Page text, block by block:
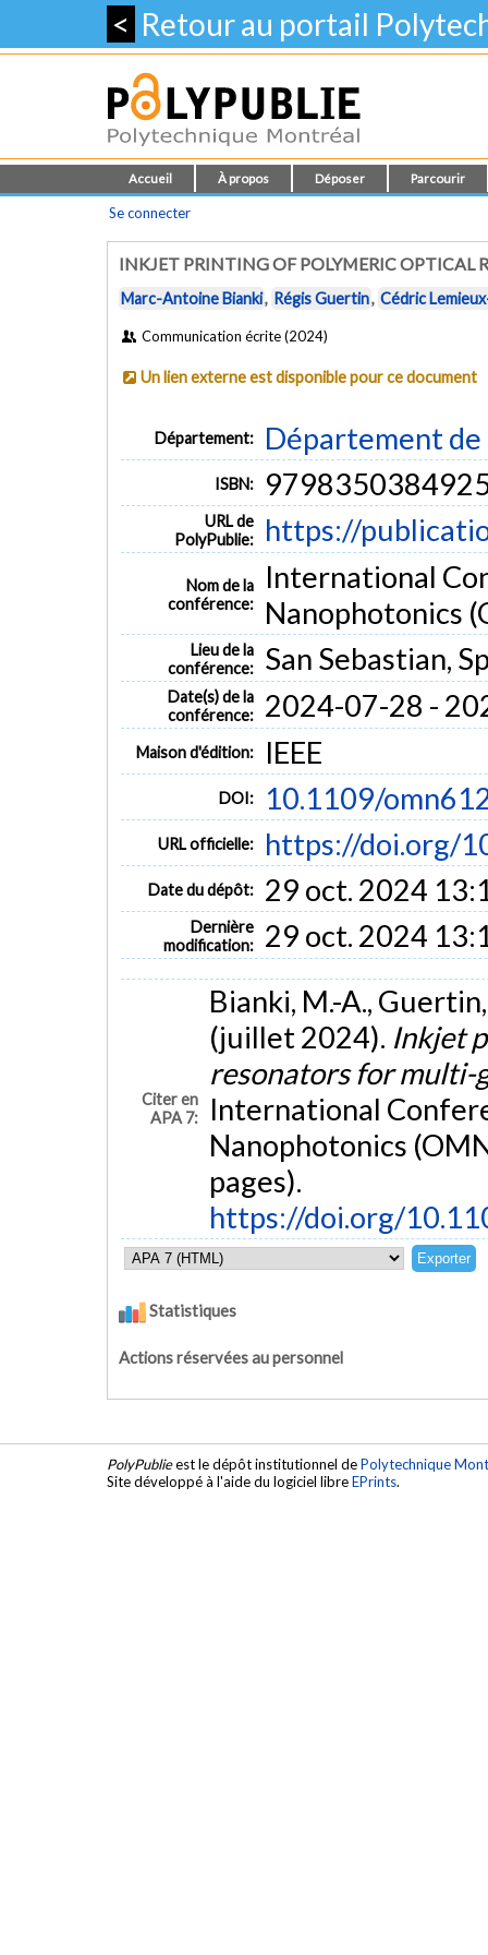
< Retour au portail
Accueil À propos Déposer Parcourir
Se connecter
INKJET PRINTING OF POLYMERIC OPTICAL
Marc-Antoine Bianki, Régis Guertin, Cédric
Communication écrite (2024)
Un lien externe est disponible pour ce document
Département: Département
ISBN:
URL de
PolyPublie:
https://
Nom de la
conférence:
International
Nanophotonics
Lieu de la
conférence:
San Sebastian,
Date(s) de la
conférence:
2024-07-28 -
Maison d'édition: IEEE
DOI: 10.1109/
URL officielle: https://doi.org/
Date du dépôt: 29 oct. 2024
Dernière
modification:
29 oct. 2024
Citer en
APA 7:
Bianki, M.-A.,
(juillet 2024). Inkjet
resonators for multi-
International
Nanophotonics
pages).
https://doi.org/
Statistiques
Actions réservées au personnel
PolyPublieest le dépôt institutionnel dePolytechnique
Site développé à l'aide du logiciel libreEPrints.